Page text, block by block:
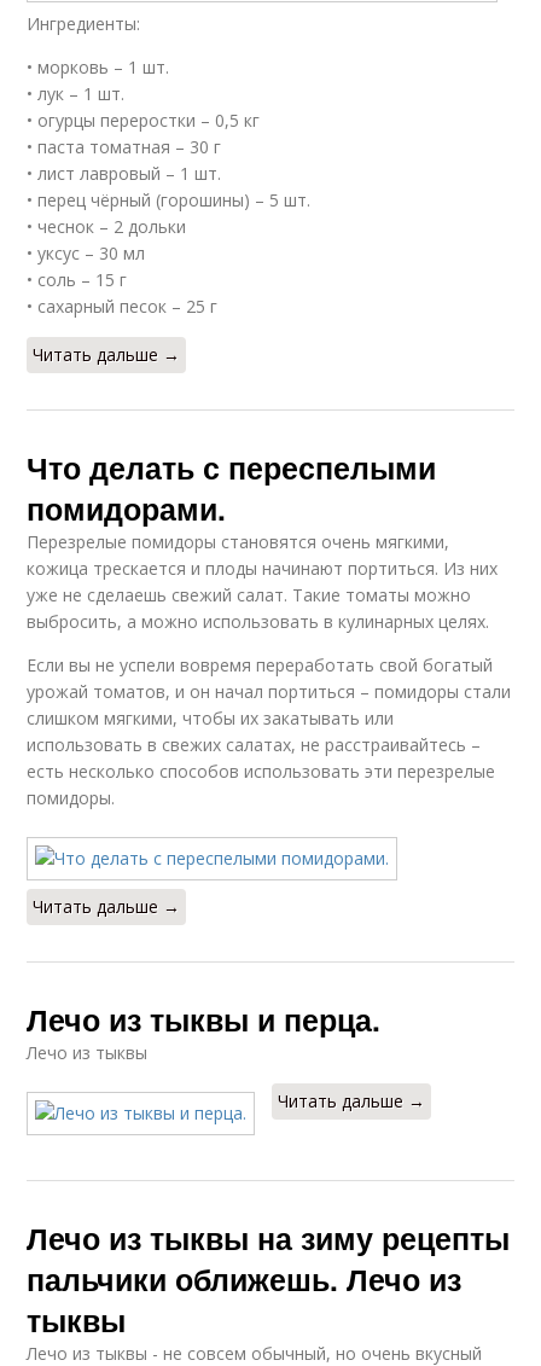
Ингредиенты:
• морковь – 1 шт.
• лук – 1 шт.
• огурцы переростки – 0,5 кг
• паста томатная – 30 г
• лист лавровый – 1 шт.
• перец чёрный (горошины) – 5 шт.
• чеснок – 2 дольки
• уксус – 30 мл
• соль – 15 г
• сахарный песок – 25 г
Читать дальше →
Что делать с переспелыми
помидорами.
Перезрелые помидоры становятся очень мягкими,
кожица трескается и плоды начинают портиться. Из них
уже не сделаешь свежий салат. Такие томаты можно
выбросить, а можно использовать в кулинарных целях.
Если вы не успели вовремя переработать свой богатый
урожай томатов, и он начал портиться – помидоры стали
слишком мягкими, чтобы их закатывать или
использовать в свежих салатах, не расстраивайтесь –
есть несколько способов использовать эти перезрелые
помидоры.
Читать дальше →
Лечо из тыквы и перца.
Лечо из тыквы
Читать дальше →
Лечо из тыквы на зиму рецепты
пальчики оближешь. Лечо из
тыквы
Лечо из тыквы - не совсем обычный, но очень вкусный